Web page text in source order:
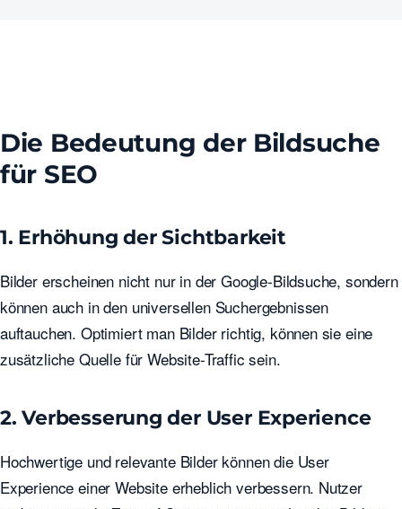
Die Bedeutung der Bildsuche
für SEO
1. Erhöhung der Sichtbarkeit
Bilder erscheinen nicht nur in der Google-Bildsuche, sondern
können auch in den universellen Suchergebnissen
auftauchen. Optimiert man Bilder richtig, können sie eine
zusätzliche Quelle für Website-Traffic sein.
2. Verbesserung der User Experience
Hochwertige und relevante Bilder können die User
Experience einer Website erheblich verbessern. Nutzer